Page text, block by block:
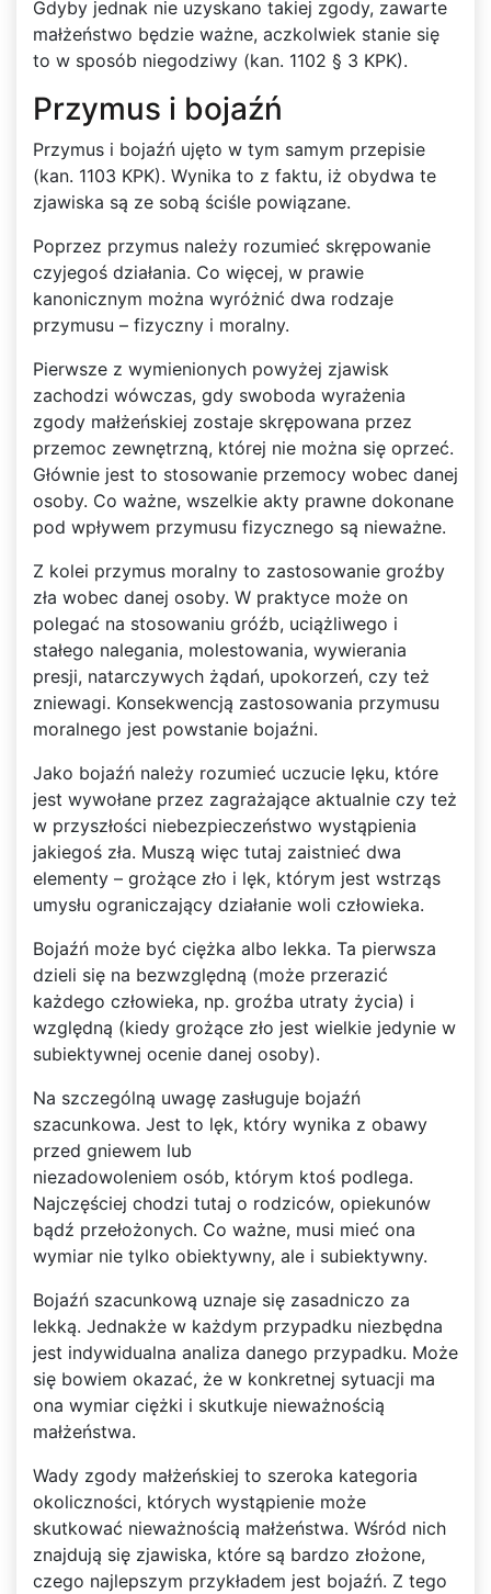
Gdyby jednak nie uzyskano takiej zgody, zawarte
małżeństwo będzie ważne, aczkolwiek stanie się
to w sposób niegodziwy (kan. 1102 § 3 KPK).
Przymus i bojaźń
Przymus i bojaźń ujęto w tym samym przepisie
(kan. 1103 KPK). Wynika to z faktu, iż obydwa te
zjawiska są ze sobą ściśle powiązane.
Poprzez przymus należy rozumieć skrępowanie
czyjegoś działania. Co więcej, w prawie
kanonicznym można wyróżnić dwa rodzaje
przymusu – fizyczny i moralny.
Pierwsze z wymienionych powyżej zjawisk
zachodzi wówczas, gdy swoboda wyrażenia
zgody małżeńskiej zostaje skrępowana przez
przemoc zewnętrzną, której nie można się oprzeć.
Głównie jest to stosowanie przemocy wobec danej
osoby. Co ważne, wszelkie akty prawne dokonane
pod wpływem przymusu fizycznego są nieważne.
Z kolei przymus moralny to zastosowanie groźby
zła wobec danej osoby. W praktyce może on
polegać na stosowaniu gróźb, uciążliwego i
stałego nalegania, molestowania, wywierania
presji, natarczywych żądań, upokorzeń, czy też
zniewagi. Konsekwencją zastosowania przymusu
moralnego jest powstanie bojaźni.
Jako bojaźń należy rozumieć uczucie lęku, które
jest wywołane przez zagrażające aktualnie czy też
w przyszłości niebezpieczeństwo wystąpienia
jakiegoś zła. Muszą więc tutaj zaistnieć dwa
elementy – grożące zło i lęk, którym jest wstrząs
umysłu ograniczający działanie woli człowieka.
Bojaźń może być ciężka albo lekka. Ta pierwsza
dzieli się na bezwzględną (może przerazić
każdego człowieka, np. groźba utraty życia) i
względną (kiedy grożące zło jest wielkie jedynie w
subiektywnej ocenie danej osoby).
Na szczególną uwagę zasługuje bojaźń
szacunkowa. Jest to lęk, który wynika z obawy
przed gniewem lub
niezadowoleniem osób, którym ktoś podlega.
Najczęściej chodzi tutaj o rodziców, opiekunów
bądź przełożonych. Co ważne, musi mieć ona
wymiar nie tylko obiektywny, ale i subiektywny.
Bojaźń szacunkową uznaje się zasadniczo za
lekką. Jednakże w każdym przypadku niezbędna
jest indywidualna analiza danego przypadku. Może
się bowiem okazać, że w konkretnej sytuacji ma
ona wymiar ciężki i skutkuje nieważnością
małżeństwa.
Wady zgody małżeńskiej to szeroka kategoria
okoliczności, których wystąpienie może
skutkować nieważnością małżeństwa. Wśród nich
znajdują się zjawiska, które są bardzo złożone,
czego najlepszym przykładem jest bojaźń. Z tego